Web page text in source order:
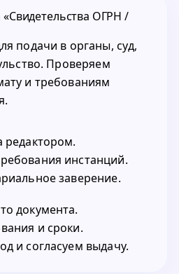
ОГРН /
подачи в органы, суд,
Проверяем
и требованиям
редактором.
инстанций.
заверение.
документа.
и сроки.
и согласуем выдачу.